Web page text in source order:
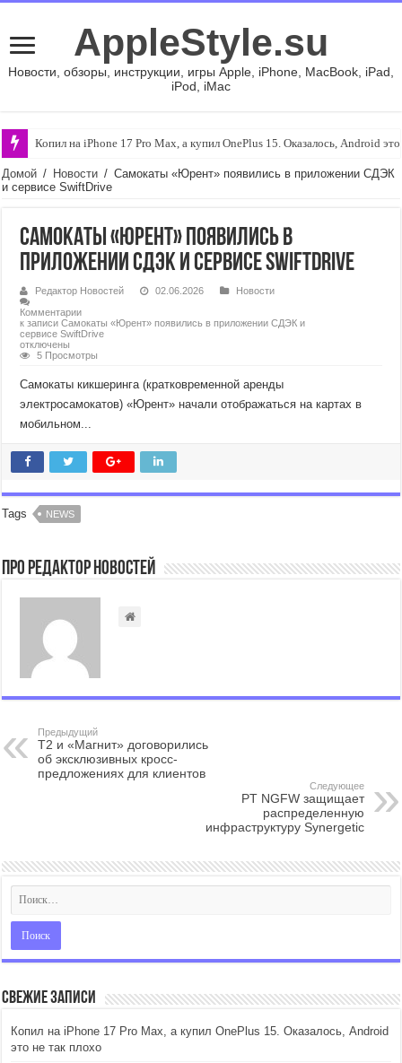
AppleStyle.su
Новости, обзоры, инструкции, игры Apple, iPhone, MacBook, iPad,
iPod, iMac
Копил на iPhone 17 Pro Max, а купил OnePlus 15. Оказалось, Android
Домой / Новости / Самокаты «Юрент» появились в приложении СДЭК
и сервисе SwiftDrive
Самокаты «Юрент» появились в
приложении СДЭК и сервисе SwiftDrive
Редактор Новостей 02.06.2026
Новости
Комментарии
к записи Самокаты «Юрент» появились в приложении СДЭК и
сервисе SwiftDrive
отключены
5 Просмотры
Самокаты кикшеринга (кратковременной аренды
электросамокатов) «Юрент» начали отображаться на картах в
мобильном...
Tags NEWS
Про Редактор Новостей
Предыдущий
Т2 и «Магнит» договорились
об эксклюзивных кросс-
предложениях для клиентов
Следующее
PT NGFW защищает
распределенную
инфраструктуру Synergetic
Свежие записи
Копил на iPhone 17 Pro Max, а купил OnePlus 15. Оказалось, Android
это не так плохо